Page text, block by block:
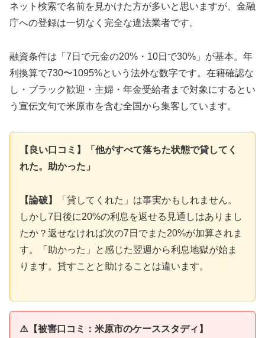
ネット検索で名前を見かけた方が多いと思いますが、金融
庁への登録は一切なく完全な違法業者です。
融資条件は「7日で元金の20%・10日で30%」が基本。年
利換算で730〜1095%という法外な数字です。在籍確認な
し・ブラック歓迎・主婦・年金受給者まで対象にするとい
う宣伝文句で米原市を含む全国から集客しています。
【良い口コミ】「他がすべて落ちた状態で貸してく
れた。助かった」
【論破】
「貸してくれた」は事実かもしれません。
しかし7日後に20%の利息を返せる見通しはありまし
たか？返せなければ次の7日でまた20%が加算されま
す。「助かった」と感じた翌週から利息地獄が始ま
ります。貸すことと助けることは違います。
⚠️【被害口コミ：米原市のケーススタディ】